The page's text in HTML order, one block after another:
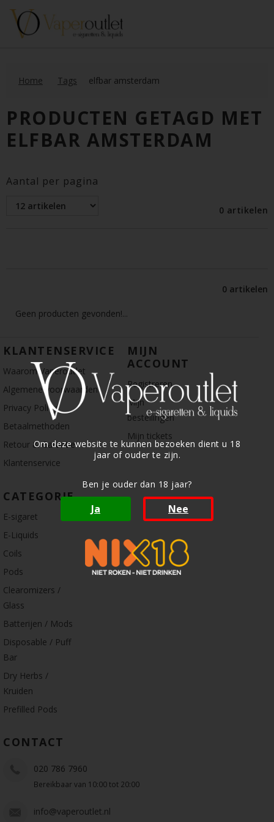
Om deze website te kunnen bezoeken dient u 18
jaar of ouder te zijn.
Ben je ouder dan 18 jaar?
Ja Nee
Home Tags elfbar amsterdam
PRODUCTEN GETAGD MET
ELFBAR AMSTERDAM
Aantal per pagina
0 artikelen
0 artikelen
Geen producten gevonden!...
KLANTENSERVICE
Waarom Vaperoutlet
Algemene voorwaarden
Privacy Policy
Betaalmethoden
Retour & Garantie
Klantenservice
MIJN
ACCOUNT
Registreren
Mijn
bestellingen
Mijn tickets
CATEGORIE
E-sigaret
E-Liquids
Coils
Pods
Clearomizers /
Glass
Batterijen / Mods
Disposable / Puff
Bar
Dry Herbs /
Kruiden
Prefilled Pods
CONTACT
020 786 7960
Bereikbaar van 10:00 tot 20:00
info@vaperoutlet.nl